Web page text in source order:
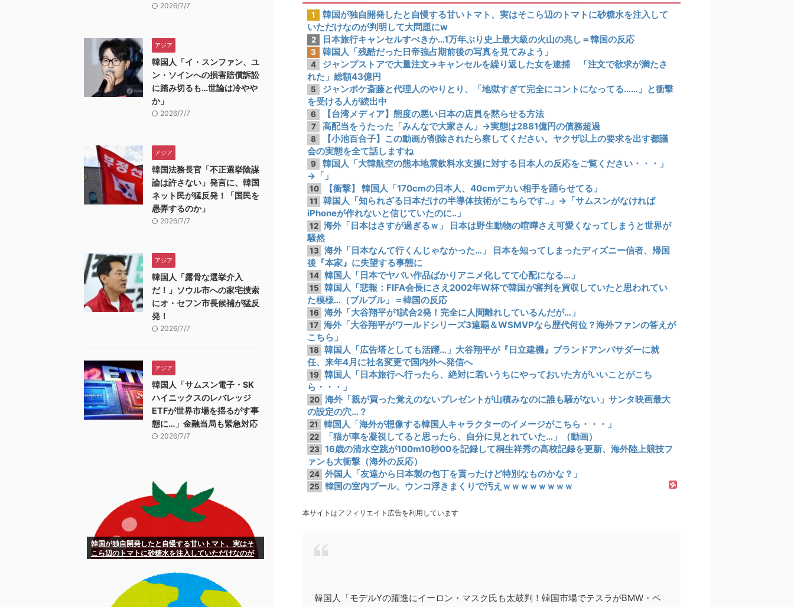
1
韓国が独自開発したと自慢する甘いトマト、実はそこら辺のトマトに砂糖水を注入して
いただけなのが判明して大問題にw
2 日本旅行キャンセルすべきか…1万年ぶり史上最大級の火山の兆し＝韓国の反応
3 韓国人「残酷だった日帝強占期前後の写真を見てみよう」
4
ジャンプストアで大量注文→キャンセルを繰り返した女を逮捕 「注文で欲求が満たさ
れた」総額43億円
5
ジャンポケ斎藤と代理人のやりとり、「地獄すぎて完全にコントになってる……」と衝撃
を受ける人が続出中
6 【台湾メディア】態度の悪い日本の店員を黙らせる方法
7 高配当をうたった「みんなで大家さん」→実態は2881億円の債務超過
8
【小池百合子】この動画が削除されたら察してください。ヤクザ以上の要求を出す都議
会の実態を全て話しますね
9
韓国人「大韓航空の熊本地震飲料水支援に対する日本人の反応をご覧ください・・・」
→「」
10 【衝撃】 韓国人「170cmの日本人、40cmデカい相手を踊らせてる」
11
韓国人「知られざる日本だけの半導体技術がこちらです‥」→「サムスンがなければ
iPhoneが作れないと信じていたのに‥」
12 海外「日本はさすが過ぎるｗ」 日本は野生動物の喧嘩さえ可愛くなってしまうと世界が
騒然
13
海外「日本なんて行くんじゃなかった…」 日本を知ってしまったディズニー信者、帰国
後『本家』に失望する事態に
14 韓国人「日本でヤバい作品ばかりアニメ化してて心配になる…」
15
韓国人「悲報：FIFA会長にさえ2002年W杯で韓国が審判を買収していたと思われてい
た模様…（ブルブル」＝韓国の反応
16 海外「大谷翔平が1試合2発！完全に人間離れしているんだが…」
17 海外「大谷翔平がワールドシリーズ3連覇＆WSMVPなら歴代何位？海外ファンの答えが
こちら」
18
韓国人「広告塔としても活躍…」大谷翔平が『日立建機』ブランドアンバサダーに就
任、来年4月に社名変更で国内外へ発信へ
19
韓国人「日本旅行へ行ったら、絶対に若いうちにやっておいた方がいいことがこち
ら・・・」
20 海外「親が買った覚えのないプレゼントが山積みなのに誰も騒がない」サンタ映画最大
の設定の穴…？
21 韓国人「海外が想像する韓国人キャラクターのイメージがこちら・・・」
22 「猫が車を凝視してると思ったら、自分に見とれていた…」（動画）
23
16歳の清水空跳が100m10秒00を記録して桐生祥秀の高校記録を更新、海外陸上競技フ
ァンも大衝撃（海外の反応）
24 外国人「友達から日本製の包丁を貰ったけど特別なものかな？」
25 韓国の室内プール、ウンコ浮きまくりで汚えｗｗｗｗｗｗｗｗ
本サイトはアフィリエイト広告を利用しています
韓国人「モデルYの躍進にイーロン・マスク氏も太鼓判！韓国市場でテスラがBMW・ベ
2026/7/7
アジア
韓国人「イ・スンファン、ユ
ン・ソインへの損害賠償訴訟
に踏み切るも…世論は冷やや
か」
2026/7/7
アジア
韓国法務長官「不正選挙陰謀
論は許さない」発言に、韓国
ネット民が猛反発！「国民を
愚弄するのか」
2026/7/7
アジア
韓国人「露骨な選挙介入
だ！」ソウル市への家宅捜索
にオ・セフン市長候補が猛反
発！
2026/7/7
アジア
韓国人「サムスン電子・SK
ハイニックスのレバレッジ
ETFが世界市場を揺るがす事
態に…」金融当局も緊急対応
2026/7/7
韓国が独自開発したと自慢する甘いトマト、実はそ
こら辺のトマトに砂糖水を注入していただけなのが